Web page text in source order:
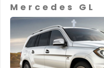
Mercedes GL